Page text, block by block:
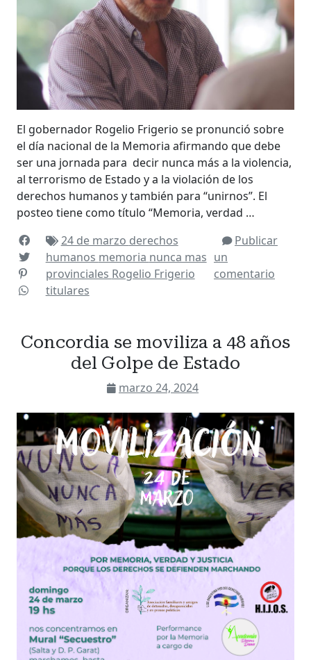
El gobernador Rogelio Frigerio se pronunció sobre
el día nacional de la Memoria afirmando que debe
ser una jornada para decir nunca más a la violencia,
al terrorismo de Estado y a la violación de los
derechos humanos y también para “unirnos”. El
posteo tiene como título “Memoria, verdad …
24 de marzo derechos
humanos memoria nunca mas
provinciales Rogelio Frigerio
titulares
Publicar
un
comentario
Concordia se moviliza a 48 años
del Golpe de Estado
marzo 24, 2024